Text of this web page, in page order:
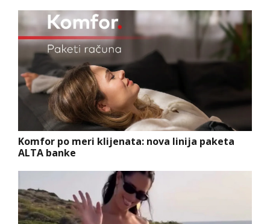
Komfor po meri klijenata: nova linija paketa
ALTA banke